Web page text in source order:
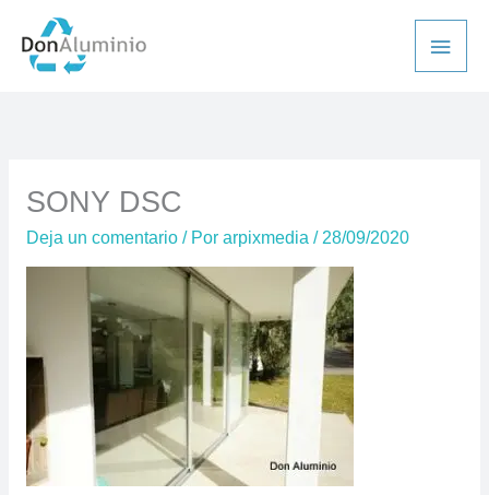
contenido
SONY DSC
Deja un comentario / Por arpixmedia / 28/09/2020